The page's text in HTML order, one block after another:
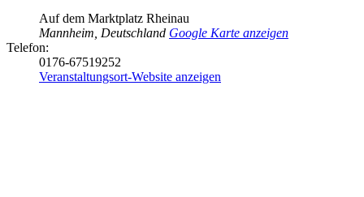
Auf dem Marktplatz Rheinau
Mannheim Deutschland Google Karte anzeigen
Telefon:
0176-67519252
Veranstaltungsort-Website anzeigen